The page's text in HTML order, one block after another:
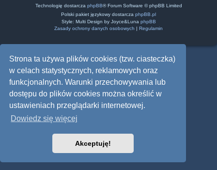
Strona ta używa plików cookies (tzw. ciasteczka)
w celach statystycznych, reklamowych oraz
funkcjonalnych. Warunki przechowywania lub
dostępu do plików cookies można określić w
ustawieniach przeglądarki internetowej.
Dowiedz się więcej
Akceptuję!
Technologię dostarcza phpBB® Forum Software © phpBB Limited
Polski pakiet językowy dostarcza phpBB.pl
Style: Multi Design by Joyce&Luna phpBB
Zasady ochrony danych osobowych | Regulamin